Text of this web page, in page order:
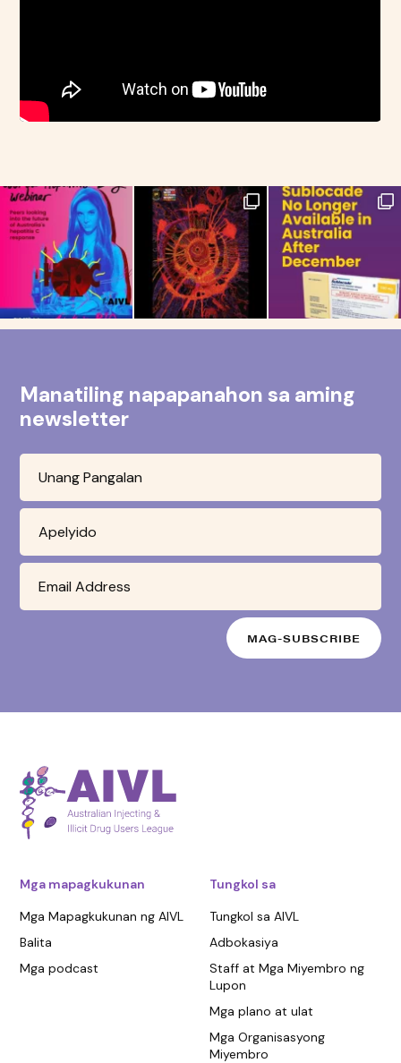
Manatiling napapanahon sa aming
newsletter
Mga mapagkukunan
Mga Mapagkukunan ng AIVL
Balita
Mga podcast
Tungkol sa
Tungkol sa AIVL
Adbokasiya
Staff at Mga Miyembro ng
Lupon
Mga plano at ulat
Mga Organisasyong
Miyembro